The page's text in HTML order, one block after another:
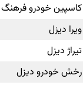
کاسپین خودرو فرهنگ
ویرا دیزل
تیراژ دیزل
رخش خودرو دیزل